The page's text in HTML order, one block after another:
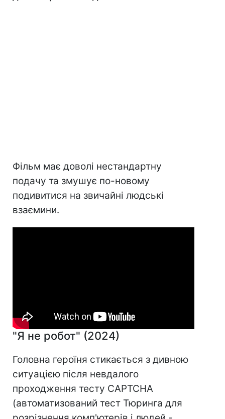
Фільм має доволі нестандартну
подачу та змушує по-новому
подивитися на звичайні людські
взаємини.
"Я не робот" (2024)
Головна героїня стикається з дивною
ситуацією після невдалого
проходження тесту CAPTCHA
(автоматизований тест Тюринга для